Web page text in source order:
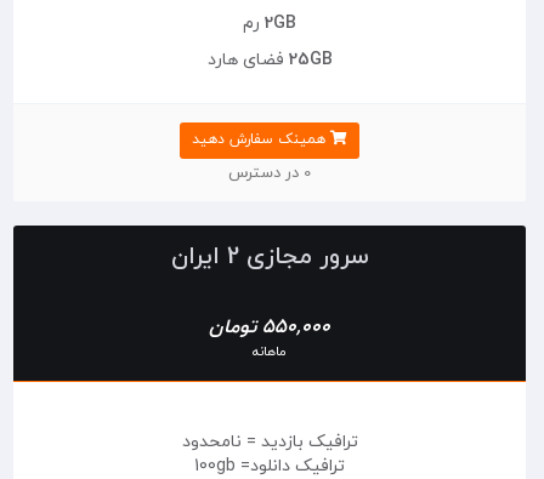
2GB رم
25GB فضای هارد
همینک سفارش دهید
0 در دسترس
سرور مجازی 2 ایران
550,000 تومان
ماهانه
ترافیک بازدید = نامحدود
ترافیک دانلود= 100gb